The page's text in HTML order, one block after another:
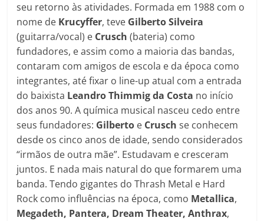
seu retorno às atividades. Formada em 1988 com o
nome de Krucyffer, teve Gilberto Silveira
(guitarra/vocal) e Crusch(bateria) como
fundadores, e assim como a maioria das bandas,
contaram com amigos de escola e da época como
integrantes, até fixar o line-up atual com a entrada
do baixista Leandro Thimmig da Costa no início
dos anos 90. A química musical nasceu cedo entre
seus fundadores: Gilberto e Cruschse conhecem
desde os cinco anos de idade, sendo considerados
“irmãos de outra mãe”. Estudavam e cresceram
juntos. E nada mais natural do que formarem uma
banda. Tendo gigantes do Thrash Metal e Hard
Rock como influências na época, como Metallica,
Megadeth, Pantera, Dream Theater, Anthrax,